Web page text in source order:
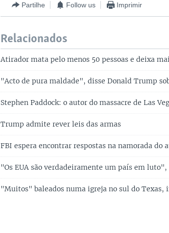
Partilhe Follow us Imprimir
Relacionados
Atirador mata pelo menos 50 pessoas e deixa
"Acto de pura maldade", disse Donald Trump
Stephen Paddock: o autor do massacre de Las
Trump admite rever leis das armas
FBI espera encontrar respostas na namorada do
"Os EUA são verdadeiramente um país em
"Muitos" baleados numa igreja no sul do Texas,